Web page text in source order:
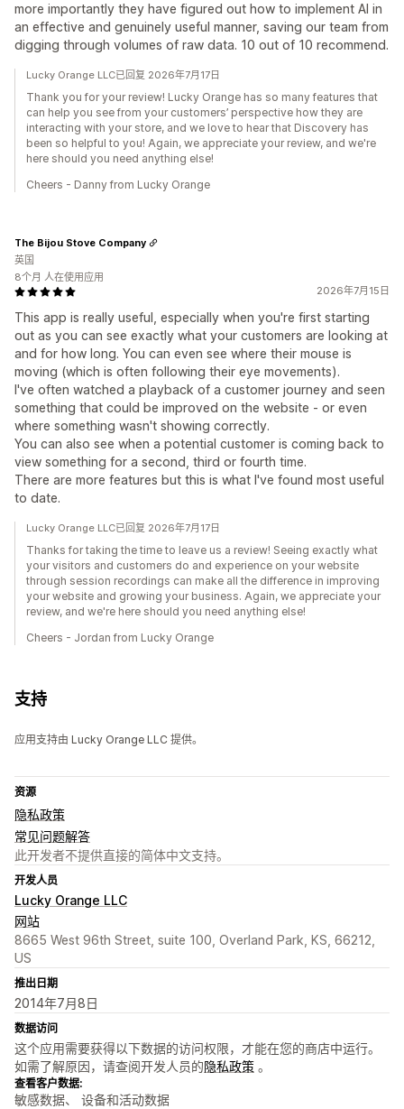
more importantly they have figured out how to implement AI in
an effective and genuinely useful manner, saving our team from
digging through volumes of raw data. 10 out of 10 recommend.
Lucky Orange LLC已回复 2026年7月17日
Thank you for your review! Lucky Orange has so many features that
can help you see from your customers’ perspective how they are
interacting with your store, and we love to hear that Discovery has
been so helpful to you! Again, we appreciate your review, and we're
here should you need anything else!
Cheers - Danny from Lucky Orange
2026年7月15日
This app is really useful, especially when you're first starting
out as you can see exactly what your customers are looking at
and for how long. You can even see where their mouse is
moving (which is often following their eye movements).
I've often watched a playback of a customer journey and seen
something that could be improved on the website - or even
where something wasn't showing correctly.
You can also see when a potential customer is coming back to
view something for a second, third or fourth time.
There are more features but this is what I've found most useful
to date.
The Bijou Stove Company
英国
8个月 人在使用应用
Lucky Orange LLC已回复 2026年7月17日
Thanks for taking the time to leave us a review! Seeing exactly what
your visitors and customers do and experience on your website
through session recordings can make all the difference in improving
your website and growing your business. Again, we appreciate your
review, and we're here should you need anything else!
Cheers - Jordan from Lucky Orange
支持
应用支持由 Lucky Orange LLC 提供。
资源
隐私政策
常见问题解答
此开发者不提供直接的简体中文支持。
开发人员
Lucky Orange LLC
网站
8665 West 96th Street, suite 100, Overland Park, KS, 66212,
US
推出日期
2014年7月8日
数据访问
这个应用需要获得以下数据的访问权限，才能在您的商店中运行。
如需了解原因，请查阅开发人员的隐私政策 。
查看客户数据:
敏感数据、 设备和活动数据